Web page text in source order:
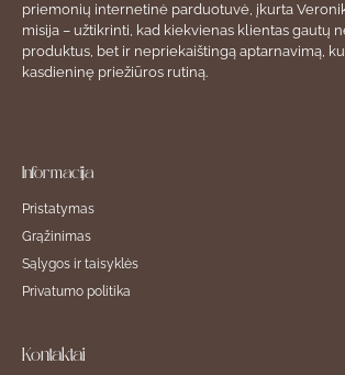
priemonių internetinė parduotuvė, įkurta
misija – užtikrinti, kad kiekvienas klientas gautų
produktus, bet ir nepriekaištingą aptarnavimą,
kasdieninę priežiūros rutiną.
Informacija
Pristatymas
Grąžinimas
Sąlygos ir taisyklės
Privatumo politika
Kontaktai